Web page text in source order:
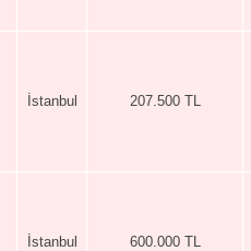
İstanbul 207.500 TL
İstanbul 600.000 TL